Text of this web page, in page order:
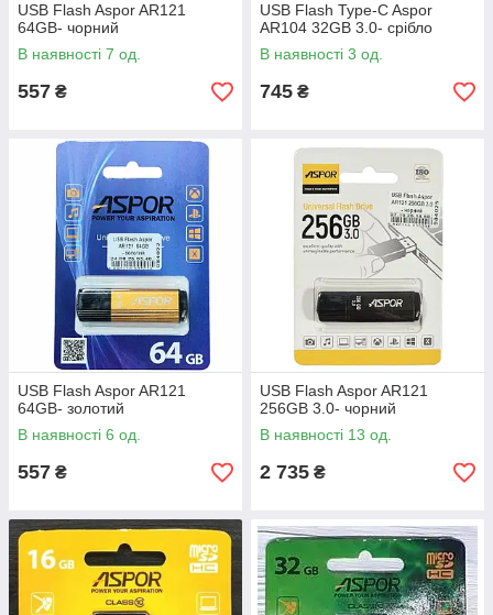
USB Flash Aspor AR121
64GB- чорний
В наявності 7 од.
557 ₴
USB Flash Type-C Aspor
AR104 32GB 3.0- срібло
В наявності 3 од.
745 ₴
USB Flash Aspor AR121
64GB- золотий
В наявності 6 од.
557 ₴
USB Flash Aspor AR121
256GB 3.0- чорний
В наявності 13 од.
2 735 ₴